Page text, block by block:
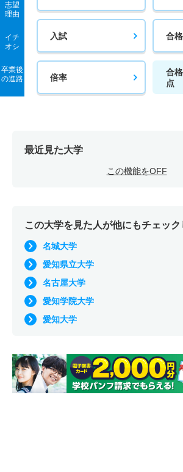
志望
理由
イチ
オシ
卒業後
の進路
入試 合
倍率
合
点
最近見た大学
この機能をOFF
この大学を見た人が他にもチェッ
名城大学
愛知県立大学
名古屋大学
愛知学院大学
愛知大学